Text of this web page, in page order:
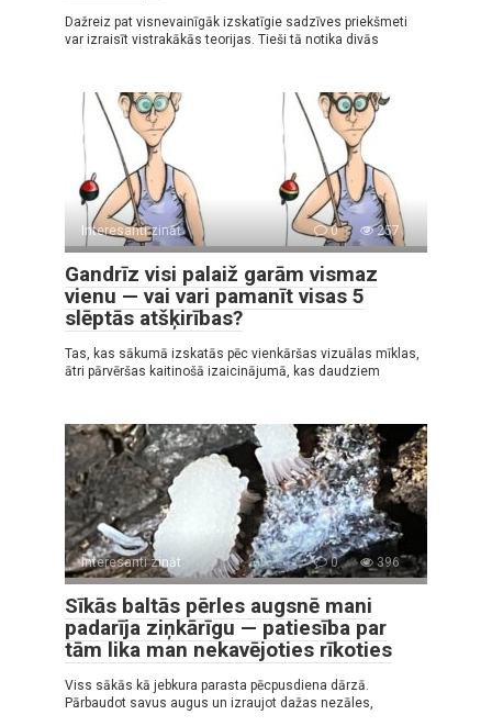
Dažreiz pat visnevainīgāk izskatīgie sadzīves priekšmeti
var izraisīt vistrakākās teorijas. Tieši tā notika divās
Interesanti zināt 0 257
Gandrīz visi palaiž garām vismaz
vienu — vai vari pamanīt visas 5
slēptās atšķirības?
Tas, kas sākumā izskatās pēc vienkāršas vizuālas mīklas,
ātri pārvēršas kaitinošā izaicinājumā, kas daudziem
Interesanti zināt 0 396
Sīkās baltās pērles augsnē mani
padarīja ziņkārīgu — patiesība par
tām lika man nekavējoties rīkoties
Viss sākās kā jebkura parasta pēcpusdiena dārzā.
Pārbaudot savus augus un izraujot dažas nezāles,